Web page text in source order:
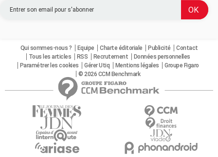
Qui sommes-nous ? Equipe Charte éditoriale Publicité
Contact
Tous les articles
RSS Recrutement
Données personnelles
Paramétrer les cookies
Gérer Utiq Mentions légales
Groupe Figaro
© 2026 CCM Benchmark